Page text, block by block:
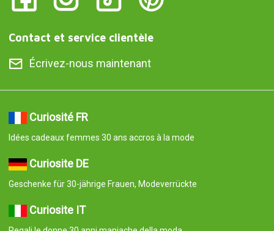
Contact et service clientèle
Écrivez-nous maintenant
Curiosité FR
Idées cadeaux femmes 30 ans accros à la mode
Curiosite DE
Geschenke für 30-jährige Frauen, Modeverrückte
Curiosite IT